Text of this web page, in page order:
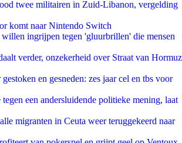
twee militairen in Zuid-Libanon, vergelding
komt naar Nintendo Switch
ingrijpen tegen 'gluurbrillen' die mensen
verder, onzekerheid over Straat van Hormuz
en gesneden: zes jaar cel en tbs voor
tegen een andersluidende politieke mening, laat
migranten in Ceuta weer teruggekeerd naar